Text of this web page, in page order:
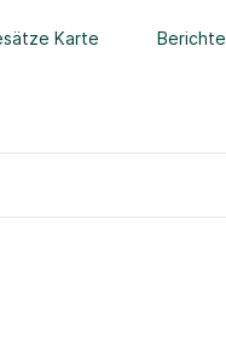
Karte Berichte